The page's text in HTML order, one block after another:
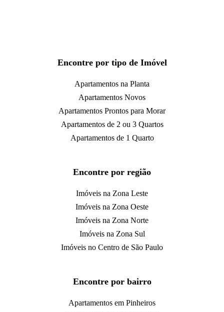
Encontre por tipo de Imóvel
Apartamentos na Planta
Apartamentos Novos
Apartamentos Prontos para Morar
Apartamentos de 2 ou 3 Quartos
Apartamentos de 1 Quarto
Encontre por região
Imóveis na Zona Leste
Imóveis na Zona Oeste
Imóveis na Zona Norte
Imóveis na Zona Sul
Imóveis no Centro de São Paulo
Encontre por bairro
Apartamentos em Pinheiros